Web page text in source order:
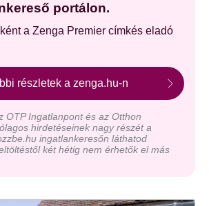
portálon.
a Zenga Premier címkés eladó
részletek a zenga.hu-n
OTP Ingatlanpont és az Otthon
hirdetéseinek nagy részét a
ingatlankeresőn láthatod
két hétig nem érhetők el más